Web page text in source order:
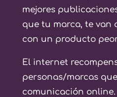
mejores
que tu marca, te van
con un producto
El internet
personas/marcas
comunicación